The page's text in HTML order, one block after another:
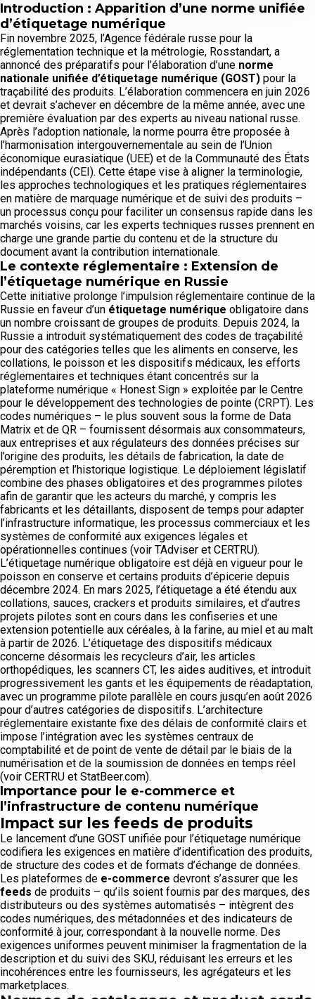
Introduction : Apparition d’une norme unifiée
d’étiquetage numérique
Fin novembre 2025, l’Agence fédérale russe pour la
réglementation technique et la métrologie, Rosstandart, a
annoncé des préparatifs pour l’élaboration d’une norme
nationale unifiée d’étiquetage numérique (GOST) pour la
traçabilité des produits. L’élaboration commencera en juin 2026
et devrait s’achever en décembre de la même année, avec une
première évaluation par des experts au niveau national russe.
Après l’adoption nationale, la norme pourra être proposée à
l’harmonisation intergouvernementale au sein de l’Union
économique eurasiatique (UEE) et de la Communauté des États
indépendants (CEI). Cette étape vise à aligner la terminologie,
les approches technologiques et les pratiques réglementaires
en matière de marquage numérique et de suivi des produits –
un processus conçu pour faciliter un consensus rapide dans les
marchés voisins, car les experts techniques russes prennent en
charge une grande partie du contenu et de la structure du
document avant la contribution internationale.
Le contexte réglementaire : Extension de
l’étiquetage numérique en Russie
Cette initiative prolonge l’impulsion réglementaire continue de la
Russie en faveur d’un étiquetage numérique obligatoire dans
un nombre croissant de groupes de produits. Depuis 2024, la
Russie a introduit systématiquement des codes de traçabilité
pour des catégories telles que les aliments en conserve, les
collations, le poisson et les dispositifs médicaux, les efforts
réglementaires et techniques étant concentrés sur la
plateforme numérique « Honest Sign » exploitée par le Centre
pour le développement des technologies de pointe (CRPT). Les
codes numériques – le plus souvent sous la forme de Data
Matrix et de QR – fournissent désormais aux consommateurs,
aux entreprises et aux régulateurs des données précises sur
l’origine des produits, les détails de fabrication, la date de
péremption et l’historique logistique. Le déploiement législatif
combine des phases obligatoires et des programmes pilotes
afin de garantir que les acteurs du marché, y compris les
fabricants et les détaillants, disposent de temps pour adapter
l’infrastructure informatique, les processus commerciaux et les
systèmes de conformité aux exigences légales et
opérationnelles continues (voir TAdviser et CERTRU).
L’étiquetage numérique obligatoire est déjà en vigueur pour le
poisson en conserve et certains produits d’épicerie depuis
décembre 2024. En mars 2025, l’étiquetage a été étendu aux
collations, sauces, crackers et produits similaires, et d’autres
projets pilotes sont en cours dans les confiseries et une
extension potentielle aux céréales, à la farine, au miel et au malt
à partir de 2026. L’étiquetage des dispositifs médicaux
concerne désormais les recycleurs d’air, les articles
orthopédiques, les scanners CT, les aides auditives, et introduit
progressivement les gants et les équipements de réadaptation,
avec un programme pilote parallèle en cours jusqu’en août 2026
pour d’autres catégories de dispositifs. L’architecture
réglementaire existante fixe des délais de conformité clairs et
impose l’intégration avec les systèmes centraux de
comptabilité et de point de vente de détail par le biais de la
numérisation et de la soumission de données en temps réel
(voir CERTRU et StatBeer.com).
Importance pour le e-commerce et
l’infrastructure de contenu numérique
Impact sur les feeds de produits
Le lancement d’une GOST unifiée pour l’étiquetage numérique
codifiera les exigences en matière d’identification des produits,
de structure des codes et de formats d’échange de données.
Les plateformes de e-commerce devront s’assurer que les
feeds de produits – qu’ils soient fournis par des marques, des
distributeurs ou des systèmes automatisés – intègrent des
codes numériques, des métadonnées et des indicateurs de
conformité à jour, correspondant à la nouvelle norme. Des
exigences uniformes peuvent minimiser la fragmentation de la
description et du suivi des SKU, réduisant les erreurs et les
incohérences entre les fournisseurs, les agrégateurs et les
marketplaces.